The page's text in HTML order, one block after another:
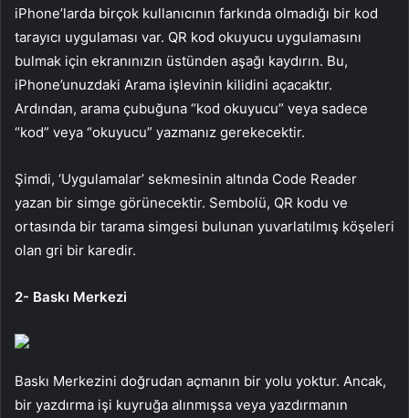
iPhone’larda birçok kullanıcının farkında olmadığı bir kod
tarayıcı uygulaması var. QR kod okuyucu uygulamasını
bulmak için ekranınızın üstünden aşağı kaydırın. Bu,
iPhone’unuzdaki Arama işlevinin kilidini açacaktır.
Ardından, arama çubuğuna “kod okuyucu” veya sadece
“kod” veya “okuyucu” yazmanız gerekecektir.
Şimdi, ‘Uygulamalar’ sekmesinin altında Code Reader
yazan bir simge görünecektir. Sembolü, QR kodu ve
ortasında bir tarama simgesi bulunan yuvarlatılmış köşeleri
olan gri bir karedir.
2- Baskı Merkezi
Baskı Merkezini doğrudan açmanın bir yolu yoktur. Ancak,
bir yazdırma işi kuyruğa alınmışsa veya yazdırmanın